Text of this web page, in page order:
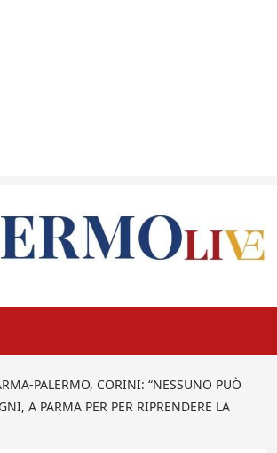
PALERMO, CORINI: “NESSUNO PUÒ
A PARMA PER PER RIPRENDERE LA